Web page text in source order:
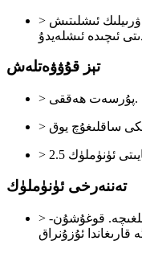
> ئاسراش چىقىمى يوق ۋە تولۇق دەۋرىيلىك ئىشلىتىش
تېز قۇۋۋەتلەش
> پۇرسەت ھەققى.
تەننەرخى ئۈنۈملۈك
> باتارېيەنىڭ ئىشلىتىش مۇددىتى 10 يىلغىچە. قوغۇشۇن-